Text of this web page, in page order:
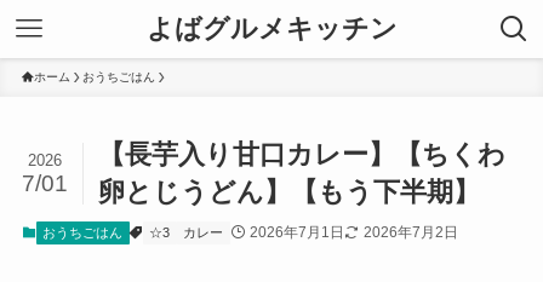
よばグルメキッチン
ホーム おうちごはん
【長芋入り甘口カレー】【ちくわ
卵とじうどん】【もう下半期】
2026
7/01
おうちごはん ☆3 カレー 2026年7月1日 2026年7月2日